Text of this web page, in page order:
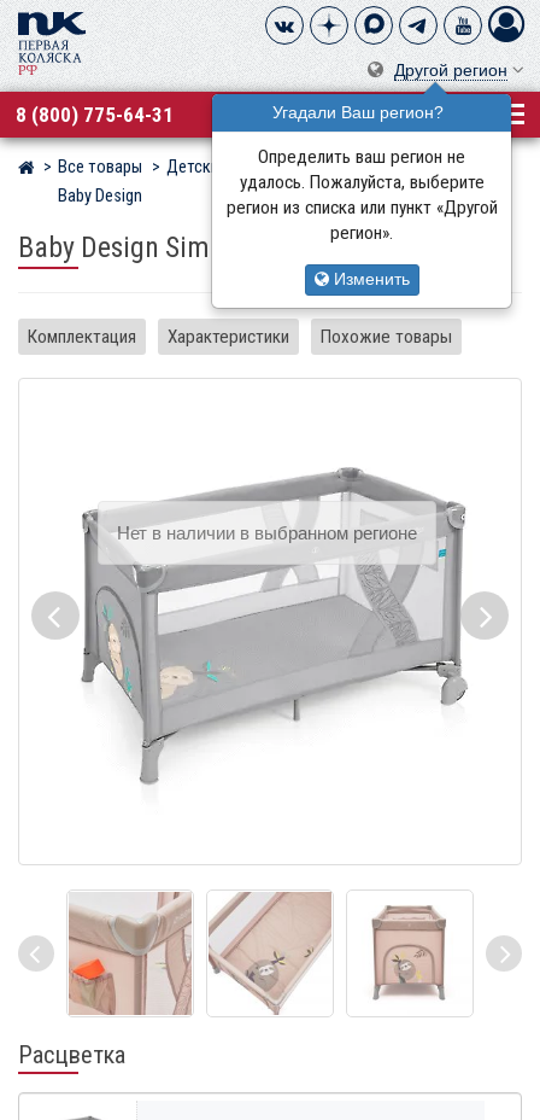
Другой регион
Угадали Ваш регион?
Определить ваш регион не
удалось. Пожалуйста, выберите
регион из списка или пункт «Другой
регион».
Изменить
8 (800) 775-64-31
Магазин детских колясок
Все товары Детские манежи
Манежи-кровати
Baby Design
Baby Design Simple
Комплектация Характеристики Похожие товары
Расцветка